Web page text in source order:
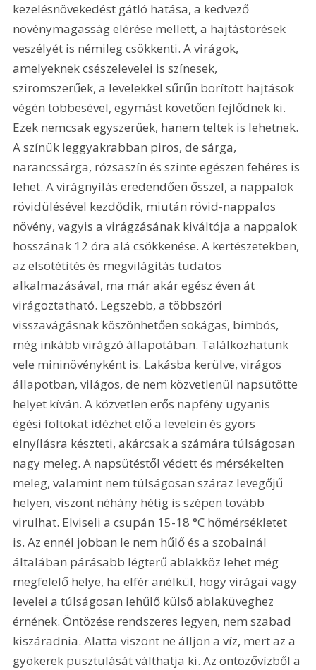
kezelésnövekedést gátló hatása, a kedvező
növénymagasság elérése mellett, a hajtástörések
veszélyét is némileg csökkenti. A virágok,
amelyeknek csészelevelei is színesek,
sziromszerűek, a levelekkel sűrűn borított hajtások
végén többesével, egymást követően fejlődnek ki.
Ezek nemcsak egyszerűek, hanem teltek is lehetnek.
A színük leggyakrabban piros, de sárga,
narancssárga, rózsaszín és szinte egészen fehéres is
lehet. A virágnyílás eredendően ősszel, a nappalok
rövidülésével kezdődik, miután rövid-nappalos
növény, vagyis a virágzásának kiváltója a nappalok
hosszának 12 óra alá csökkenése. A kertészetekben,
az elsötétítés és megvilágítás tudatos
alkalmazásával, ma már akár egész éven át
virágoztatható. Legszebb, a többszöri
visszavágásnak köszönhetően sokágas, bimbós,
még inkább virágzó állapotában. Találkozhatunk
vele mininövényként is. Lakásba kerülve, virágos
állapotban, világos, de nem közvetlenül napsütötte
helyet kíván. A közvetlen erős napfény ugyanis
égési foltokat idézhet elő a levelein és gyors
elnyílásra készteti, akárcsak a számára túlságosan
nagy meleg. A napsütéstől védett és mérsékelten
meleg, valamint nem túlságosan száraz levegőjű
helyen, viszont néhány hétig is szépen tovább
virulhat. Elviseli a csupán 15-18 °C hőmérsékletet
is. Az ennél jobban le nem hűlő és a szobainál
általában párásabb légterű ablakköz lehet még
megfelelő helye, ha elfér anélkül, hogy virágai vagy
levelei a túlságosan lehűlő külső ablaküveghez
érnének. Öntözése rendszeres legyen, nem szabad
kiszáradnia. Alatta viszont ne álljon a víz, mert az a
gyökerek pusztulását válthatja ki. Az öntözővízből a